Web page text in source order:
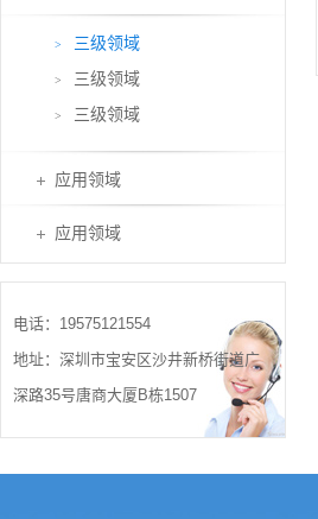
> 三级领域
> 三级领域
> 三级领域
应用领域
应用领域
电话：19575121554
地址：深圳市宝安区沙井新桥街道广
深路35号唐商大厦B栋1507